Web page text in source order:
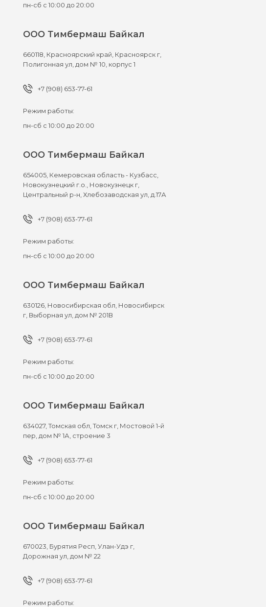
пн-сб с 10:00 до 20:00
ООО Тимбермаш Байкал
660118, Красноярский край, Красноярск г,
Полигонная ул, дом № 10, корпус 1
+7 (908) 653-77-61
Режим работы:
пн-сб с 10:00 до 20:00
ООО Тимбермаш Байкал
654005, Кемеровская область - Кузбасс,
Новокузнецкий г.о., Новокузнецк г,
Центральный р-н, Хлебозаводская ул, д.17А
+7 (908) 653-77-61
Режим работы:
пн-сб с 10:00 до 20:00
ООО Тимбермаш Байкал
630126, Новосибирская обл, Новосибирск
г, Выборная ул, дом № 201В
+7 (908) 653-77-61
Режим работы:
пн-сб с 10:00 до 20:00
ООО Тимбермаш Байкал
634027,Томская обл, Томск г, Мостовой 1-й
пер, дом № 1А, строение 3
+7 (908) 653-77-61
Режим работы:
пн-сб с 10:00 до 20:00
ООО Тимбермаш Байкал
670023, Бурятия Респ, Улан-Удэ г,
Дорожная ул, дом № 22
+7 (908) 653-77-61
Режим работы: